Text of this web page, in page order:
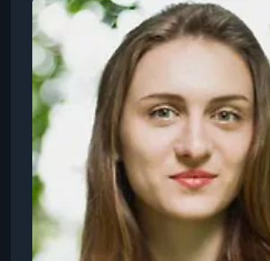
основными мыслями и
популярных произведений в